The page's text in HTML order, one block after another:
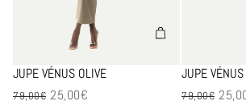
JUPE VÉNUS OLIVE
25,00€
Prix en solde
79,00€
JUPE VÉNUS
Prix en
79,00€